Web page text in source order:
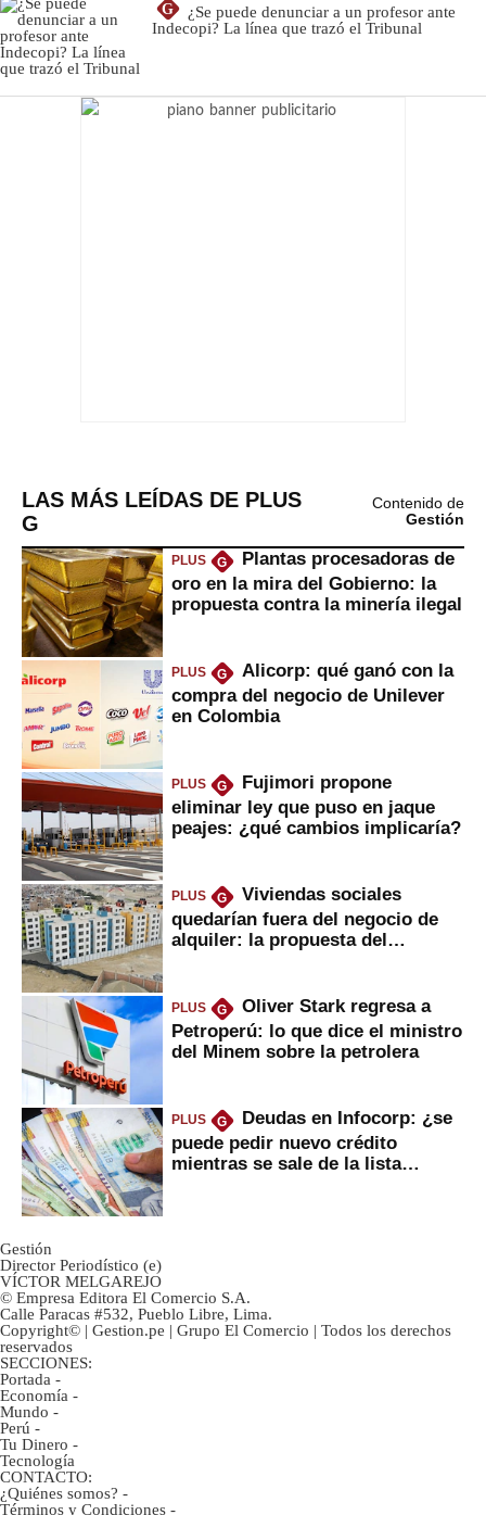
G
¿Se puede denunciar a un profesor ante
Indecopi? La línea que trazó el Tribunal
LAS MÁS LEÍDAS DE PLUS
G
Contenido de
Gestión
PLUS G
Plantas procesadoras de
oro en la mira del Gobierno: la
propuesta contra la minería ilegal
PLUS G
Alicorp: qué ganó con la
compra del negocio de Unilever
en Colombia
PLUS G
Fujimori propone
eliminar ley que puso en jaque
peajes: ¿qué cambios implicaría?
PLUS G
Viviendas sociales
quedarían fuera del negocio de
alquiler: la propuesta del
PLUS G
Oliver Stark regresa a
Petroperú: lo que dice el ministro
del Minem sobre la petrolera
PLUS G
Deudas en Infocorp: ¿se
puede pedir nuevo crédito
mientras se sale de la lista
Gestión
Director Periodístico (e)
VÍCTOR MELGAREJO
© Empresa Editora El Comercio S.A.
Calle Paracas #532, Pueblo Libre, Lima.
Copyright© | Gestion.pe | Grupo El Comercio | Todos los derechos
reservados
SECCIONES:
Portada -
Economía -
Mundo -
Perú -
Tu Dinero -
Tecnología
CONTACTO:
¿Quiénes somos? -
Términos y Condiciones -